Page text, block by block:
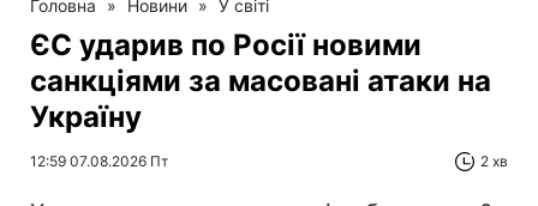
Головна » Новини » У світі
ЄС ударив по Росії новими
санкціями за масовані атаки на
Україну
12:59 07.08.2026 Пт 2 хв